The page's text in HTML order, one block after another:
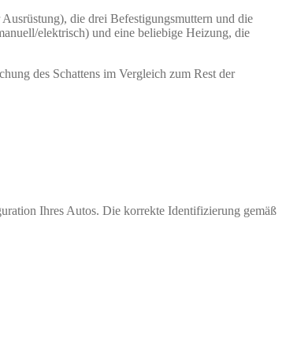
die drei Befestigungsmuttern und die
elektrisch) und eine beliebige Heizung, die
des Schattens im Vergleich zum Rest der
Ihres Autos. Die korrekte Identifizierung gemäß